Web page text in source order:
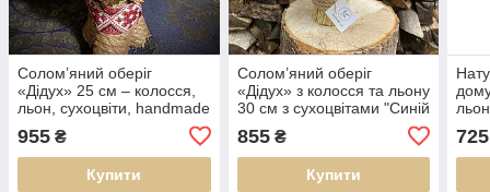
Солом’яний оберіг
«Дідух» 25 см – колосся,
льон, сухоцвіти, handmade
955 ₴
Купити
Солом’яний оберіг
«Дідух» з колосся та льону
30 см з сухоцвітами "Синій
855₴
Купити
725